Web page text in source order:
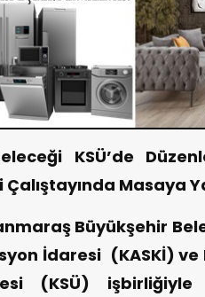
KSÜ’de
Masaya
Büyükşehir
İdaresi (KASKİ)
(KSÜ)